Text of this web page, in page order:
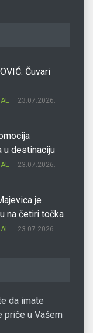
Čuvari
23.07.2026.
u destinaciju
23.07.2026.
je
na četiri točka
23.07.2026.
da imate
priče u Vašem